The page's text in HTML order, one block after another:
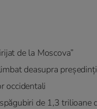
de la Moscova”
deasupra
occidentali
de 1,3